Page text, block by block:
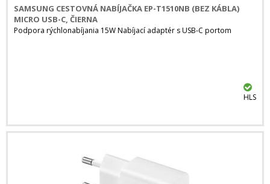
SAMSUNG CESTOVNÁ NABÍJAČKA EP-T1510NB (BEZ KÁBLA)
MICRO USB-C, ČIERNA
Podpora rýchlonabíjania 15W Nabíjací adaptér s USB-C portom
HLS